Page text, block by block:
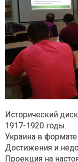
Исторический
1917-1920 годы.
Украина в
Достижения и
Проекция на